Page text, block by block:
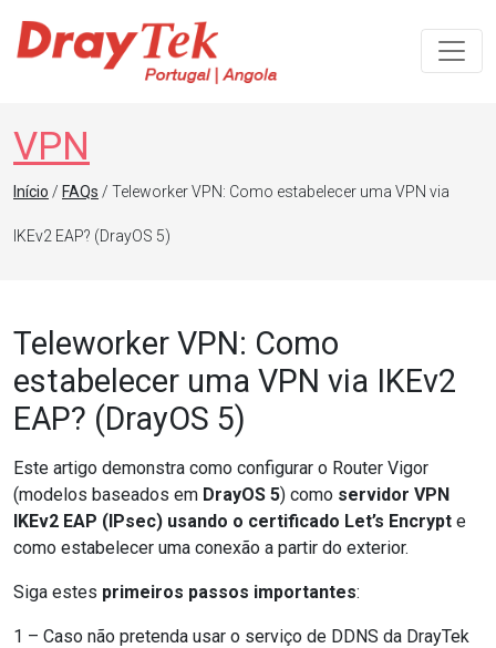
Navegação principal
VPN
Início / FAQs / Teleworker VPN: Como estabelecer uma VPN via
IKEv2 EAP? (DrayOS 5)
Teleworker VPN: Como
estabelecer uma VPN via IKEv2
EAP? (DrayOS 5)
Este artigo demonstra como configurar o Router Vigor
(modelos baseados em DrayOS 5) como servidor VPN
IKEv2 EAP (IPsec) usando o certificado Let’s Encrypt e
como estabelecer uma conexão a partir do exterior.
Siga estes primeiros passos importantes:
1 – Caso não pretenda usar o serviço de DDNS da DrayTek